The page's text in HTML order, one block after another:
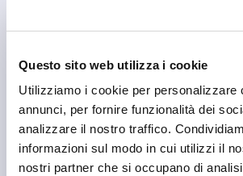
Questo sito web utilizza i cookie
Utilizziamo i cookie per personalizzare
annunci, per fornire funzionalità dei
analizzare il nostro traffico.
informazioni sul modo in cui utilizzi il
nostri partner che si occupano di